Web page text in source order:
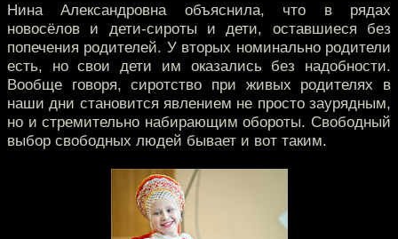
Нина Александровна объяснила, что в рядах
новосёлов и дети-сироты и дети, оставшиеся без
попечения родителей. У вторых номинально родители
есть, но свои дети им оказались без надобности.
Вообще говоря, сиротство при живых родителях в
наши дни становится явлением не просто заурядным,
но и стремительно набирающим обороты. Свободный
выбор свободных людей бывает и вот таким.